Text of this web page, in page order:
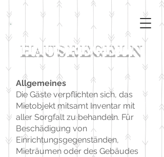
HAUSREGELN
Allgemeines
Die Gäste verpflichten sich, das
Mietobjekt mitsamt Inventar mit
aller Sorgfalt zu behandeln. Für
Beschädigung von
Einrichtungsgegenständen,
Mieträumen oder des Gebäudes